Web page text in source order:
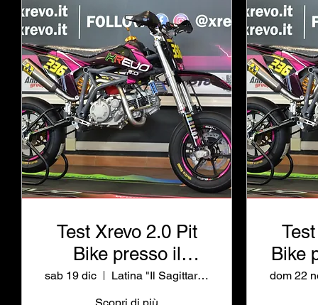
Test Xrevo 2.0 Pit
Bike presso il
Circuito
Internazionale di
sab 19 dic
Latina "Il Sagittario"
Scopri di più
Bike
dom 22